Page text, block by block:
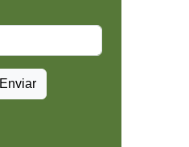
Enviar